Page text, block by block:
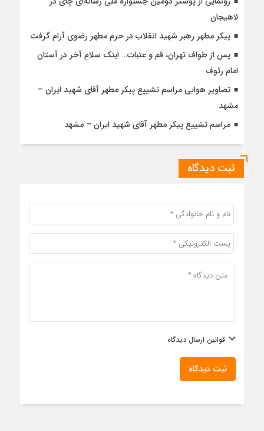
لاهیجان
پیکر مطهر رهبر شهید انقلاب در حرم مطهر رضوی آرام گرفت
پس از طواف تهران، قم و عتبات… اینک سلامِ آخر در آستان
امام رئوف
تصاویر هوایی مراسم تشییع پیکر مطهر آقای شهید ایران –
مشهد
مراسم تشییع پیکر مطهر آقای شهید ایران – مشهد
ثبت دیدگاه
قوانین ارسال دیدگاه
ثبت دیدگاه